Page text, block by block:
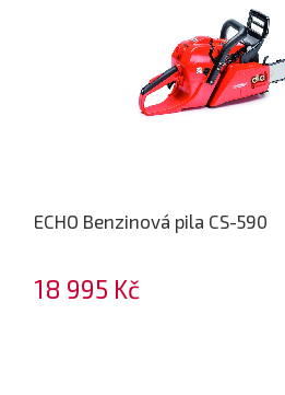
ECHO Benzinová pila CS-590
18 995 Kč